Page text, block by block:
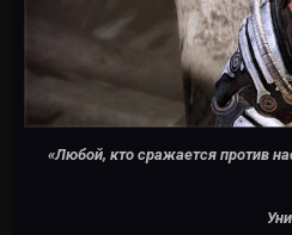
«Любой, кто сражается против